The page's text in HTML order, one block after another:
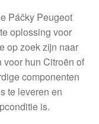
Páčky Peugeot
oplossing voor
op zoek zijn naar
hun Citroën of
componenten
te leveren en
is.